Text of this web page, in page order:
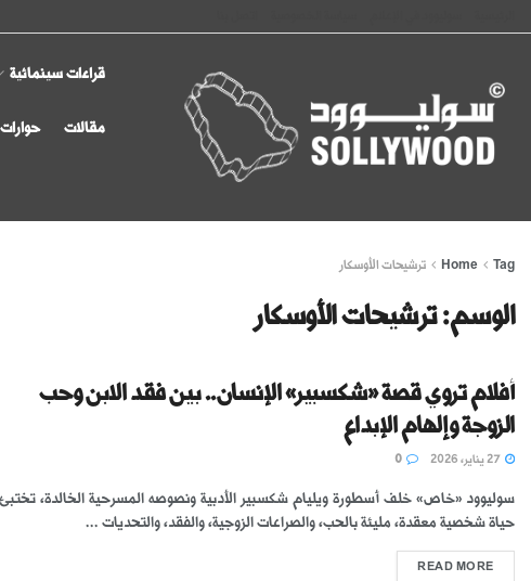
قراءات سينمائية
مقالات حوارات
Home Tag ترشيحات الأوسكار
الوسم:ترشيحات الأوسكار
أفلام تروي قصة «شكسبير» الإنسان.. بين فقد الابن وحب
الزوجة وإلهام الإبداع
سوليوود «خاص» خلف أسطورة ويليام شكسبير الأدبية ونصوصه المسرحية الخالدة، تختبئ
حياة شخصية معقدة، مليئة بالحب، والصراعات الزوجية، والفقد، والتحديات ...
READ MORE